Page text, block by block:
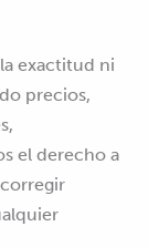
exactitud ni
precios,
el derecho a